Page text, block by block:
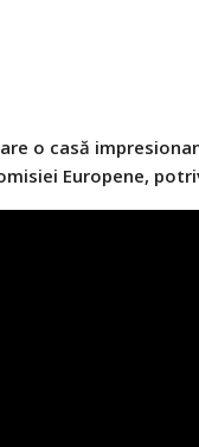
are o casă
Europene,